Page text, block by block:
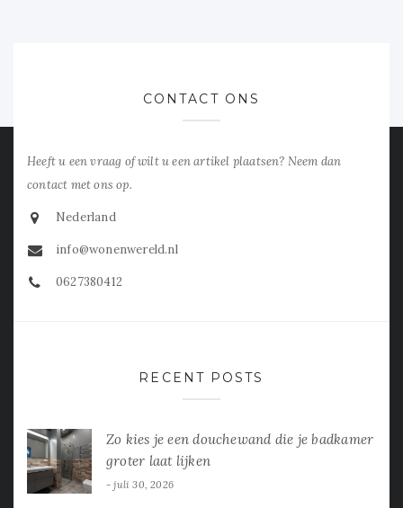
CONTACT ONS
Heeft u een vraag of wilt u een artikel plaatsen? Neem dan
contact met ons op.
Nederland
info@wonenwereld.nl
0627380412
RECENT POSTS
Zo kies je een douchewand die je badkamer
groter laat lijken
juli 30, 2026